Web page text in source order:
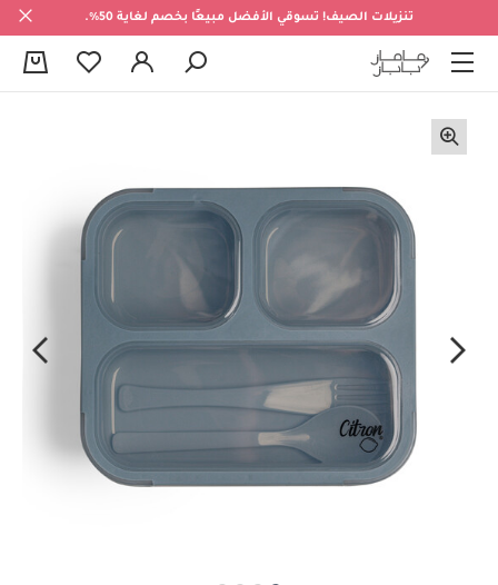
تنزيلات الصيف! تسوقي الأفضل مبيعًا بخصم لغاية 50%.